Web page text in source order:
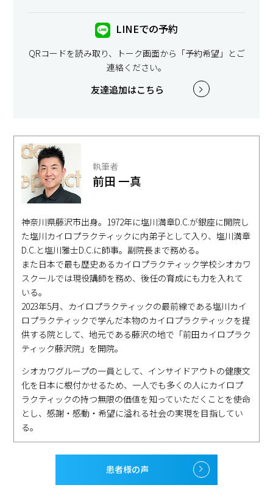
LINEでの予約
QRコードを読み取り、トーク画面から「予約希望」とご
連絡ください。
友達追加はこちら
執筆者
前田 一真
神奈川県藤沢市出身。1972年に塩川満章D.C.が銀座に開院し
た塩川カイロプラクティックに内弟子として入り、塩川満章
D.C.と塩川雅士D.C.に師事。副院長まで務める。
また日本で最も歴史あるカイロプラクティック学校シオカワ
スクールでは現役講師を務め、後任の育成にも力を入れて
いる。
2023年5月、カイロプラクティックの最前線である塩川カイ
ロプラクティックで学んだ本物のカイロプラクティックを提
供する院として、地元である藤沢の地で「前田カイロプラク
ティック藤沢院」を開院。
シオカワグループの一員として、インサイドアウトの健康文
化を日本に根付かせるため、一人でも多くの人にカイロプ
ラクティックの持つ無限の価値を知っていただくことを使命
とし、感謝・感動・希望に溢れる社会の実現を目指してい
る。
患者様の声